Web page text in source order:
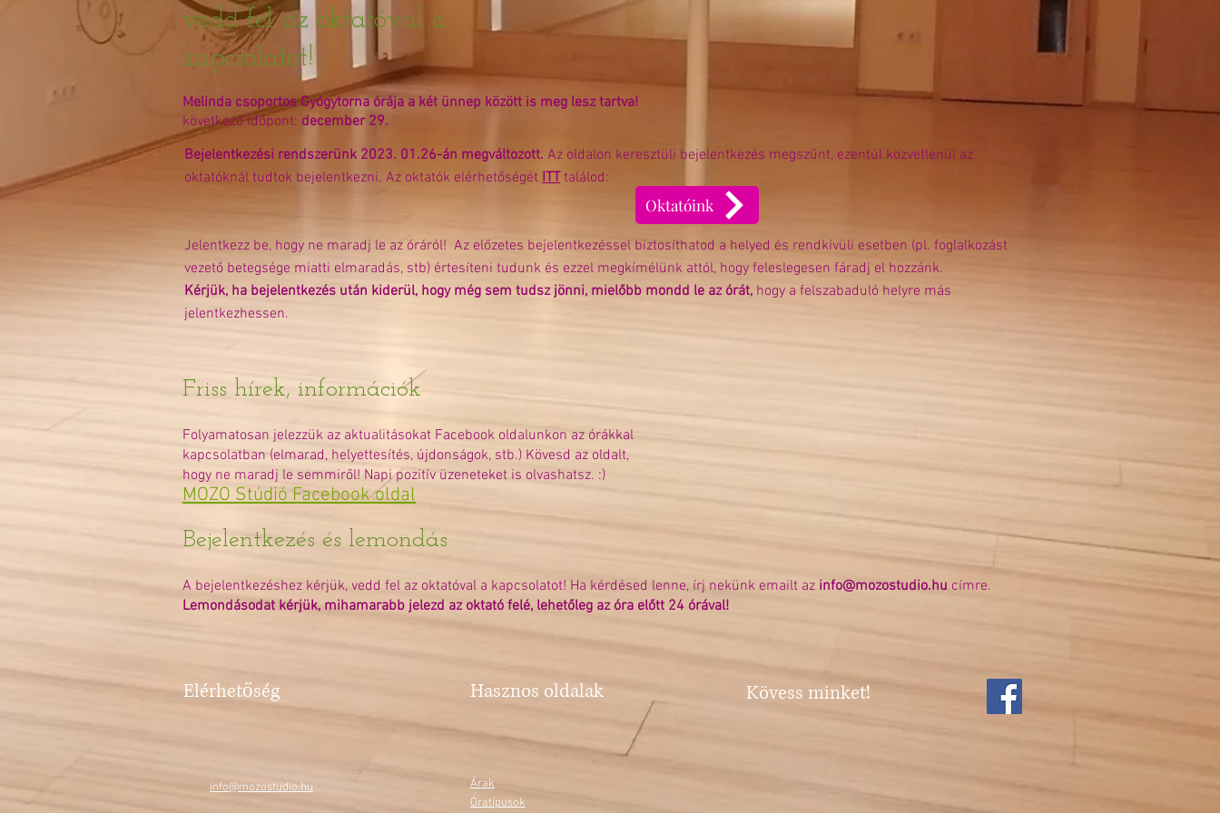
vedd fel az oktatóval a
kapcsolatot!
Melinda csoportos Gyógytorna órája a két ünnep között is meg lesz tartva!
következő időpont: december 29.​
Bejelentkezési rendszerünk 2023. 01.26-án megváltozott. Az oldalon keresztüli bejelentkezés megszűnt, ezentúl közvetlenül az
oktatóknál tudtok bejelentkezni. Az oktatók elérhetőségét ITTtalálod:
Jelentkezz be, hogy ne maradj le az óráról! Az előzetes bejelentkezéssel biztosíthatod a helyed és rendkívüli esetben (pl. foglalkozást
vezető betegsége miatti elmaradás, stb) értesíteni tudunk és ezzel megkímélünk attól, hogy feleslegesen fáradj el hozzánk.
Kérjük, ha bejelentkezés után kiderül, hogy még sem tudsz jönni, mielőbb mondd le az órát, hogy a felszabaduló helyre más
jelentkezhessen.
Oktatóink
Bejelentkezés és lemondás
A bejelentkezéshez kérjük, vedd fel az oktatóval a kapcsolatot! Ha kérdésed lenne, írj nekünk emailt az info@mozostudio.hu címre.
Lemondásodat kérjük, mihamarabb jelezd az oktató felé, lehetőleg az óra előtt 24 órával!
Friss hírek, információk
Folyamatosan jelezzük az aktualitásokat Facebook oldalunkon az órákkal
kapcsolatban (elmarad, helyettesítés, újdonságok, stb.) Kövesd az oldalt,
hogy ne maradj le semmiről! Napi pozitív üzeneteket is olvashatsz. :)
MOZO Stúdió Facebook oldal
Elérhetőség Hasznos oldalak Kövess minket!
info@mozostudio.hu
Árak
Óratípusok